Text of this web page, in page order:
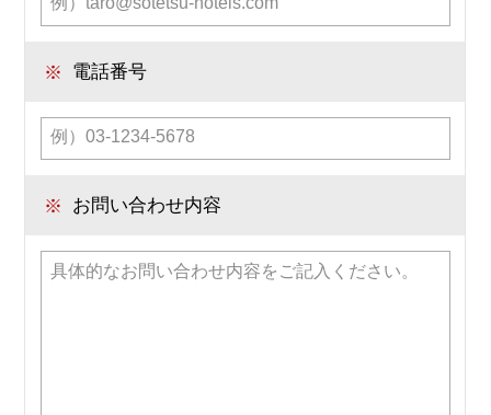
※ 電話番号
※ お問い合わせ内容